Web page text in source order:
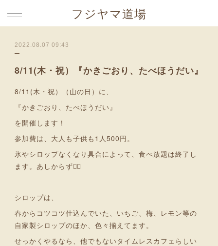
フジヤマ道場
2022.08.07 09:43
8/11(木・祝）『かきごおり、たべほうだい』
8/11(木・祝）（山の日）に、
『かきごおり、たべほうだい』
を開催します！
参加費は、大人も子供も1人500円。
氷やシロップなくなり具合によって、食べ放題は終了し
ます。あしからず🙇‍♀️
シロップは、
春からコツコツ仕込んでいた、いちご、梅、レモン等の
自家製シロップのほか、色々揃えてます。
せっかくやるなら、他でもないタイムレスカフェらしい